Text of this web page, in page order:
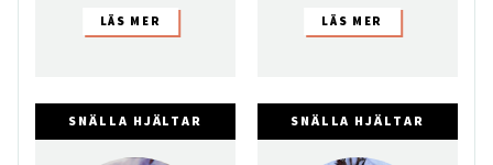
SNÄLLA HJÄLTAR SNÄLLA HJÄLTAR